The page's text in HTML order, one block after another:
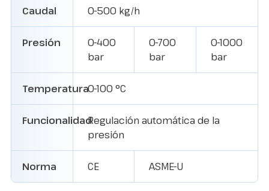
Caudal 0-500 kg/h
Presión
0-400
bar
0-700
bar
0-1000
bar
Temperatura0-100 °C
FuncionalidadRegulación automática de la
presión
Norma CE ASME-U